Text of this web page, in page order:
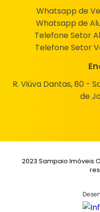
Whatsapp de
Whatsapp de
Telefone Setor
Telefone Setor
R. Viúva Dantas, 80 -
de
2023 Sampaio Imóveis